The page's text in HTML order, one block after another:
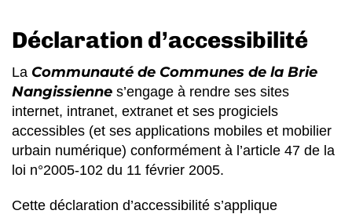
Déclaration d’accessibilité
La Communauté de Communes de la Brie
Nangissienne s’engage à rendre ses sites
internet, intranet, extranet et ses progiciels
accessibles (et ses applications mobiles et mobilier
urbain numérique) conformément à l’article 47 de la
loi n°2005-102 du 11 février 2005.
Cette déclaration d’accessibilité s’applique